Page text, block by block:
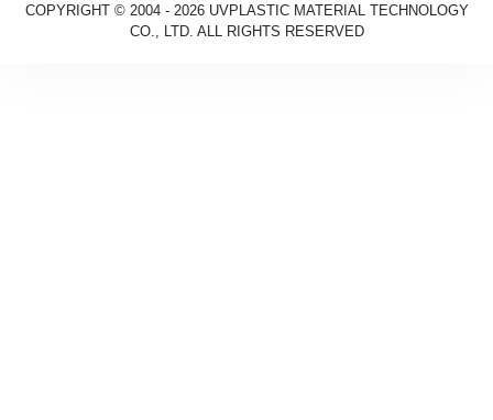
COPYRIGHT © 2004 - 2026 UVPLASTIC MATERIAL TECHNOLOGY
CO., LTD. ALL RIGHTS RESERVED